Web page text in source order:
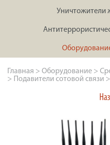
Уничтожители
Главная > Оборудование >
> Подавители сотовой связи >